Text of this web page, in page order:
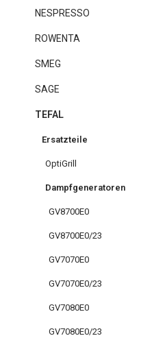
NESPRESSO
ROWENTA
SMEG
SAGE
TEFAL
Ersatzteile
OptiGrill
Dampfgeneratoren
GV8700E0
GV8700E0/23
GV7070E0
GV7070E0/23
GV7080E0
GV7080E0/23